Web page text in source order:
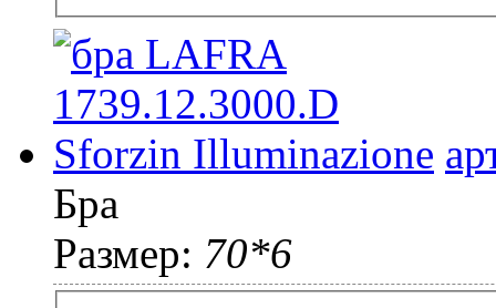
Бра
Размер: 70*6